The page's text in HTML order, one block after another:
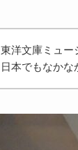
東洋文庫ミュー
日本でもなかな